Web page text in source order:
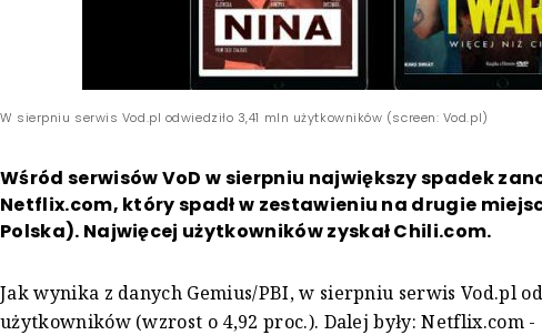
W sierpniu serwis Vod.pl odwiedziło 3,41 mln użytkowników (screen: Vod.pl)
Wśród serwisów VoD w sierpniu największy spadek
Netflix.com, który spadł w zestawieniu na drugie
Polska). Najwięcej użytkowników zyskał Chili.com.
Jak wynika z danych Gemius/PBI, w sierpniu serwis Vod.pl
użytkowników (wzrost o 4,92 proc.). Dalej były: Netflix.com -